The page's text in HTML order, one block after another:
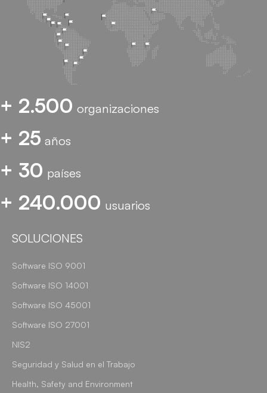
+ 2.500 organizaciones
+ 25 años
+ 30 países
+ 240.000 usuarios
SOLUCIONES
Software ISO 9001
Software ISO 14001
Software ISO 45001
Software ISO 27001
NIS2
Seguridad y Salud en el Trabajo
Health, Safety and Environment